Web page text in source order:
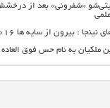
«شفرونی» بعد از درخشش
از سایه ها ۲۰۱۶ با دوبله فارسی
ملکیان به نام حس فوق